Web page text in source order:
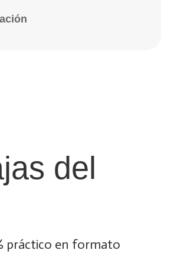
del
práctico en formato